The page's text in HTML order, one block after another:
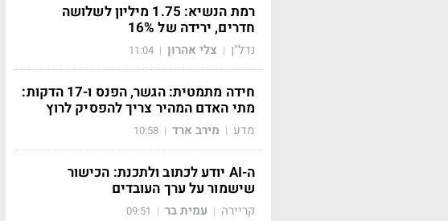
רמת הנשיא: 1.75 מיליון לשלושה
חדרים, ירידה של 16%
נדל"ן | צלי אהרון |
11:04
חידה מתמטית: הגשר, הפנס ו-17 הדקות:
מתי האדם המהיר צריך להפסיק לרוץ
מדע | מירב ארד |
10:58
ה-AI יודע לכתוב ולתכנת: הכישור
שישמור על ערך העובדים
קריירה | עמית בר |
09:51